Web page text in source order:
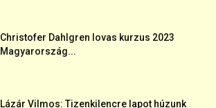
Christofer Dahlgren lovas kurzus 2023
Magyarország...
Lázár Vilmos: Tizenkilencre lapot húzunk